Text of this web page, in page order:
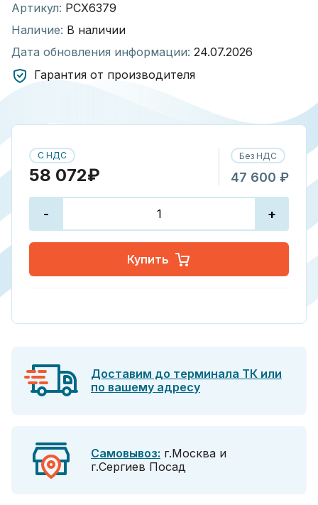
Артикул: РСХ6379
Наличие: В наличии
Дата обновления информации: 24.07.2026
Гарантия от производителя
С НДС
58 072₽
Без НДС
47 600 ₽
- +
Купить
Доставим до терминала ТК или
по вашему адресу
Самовывоз: г.Москва и
г.Сергиев Посад